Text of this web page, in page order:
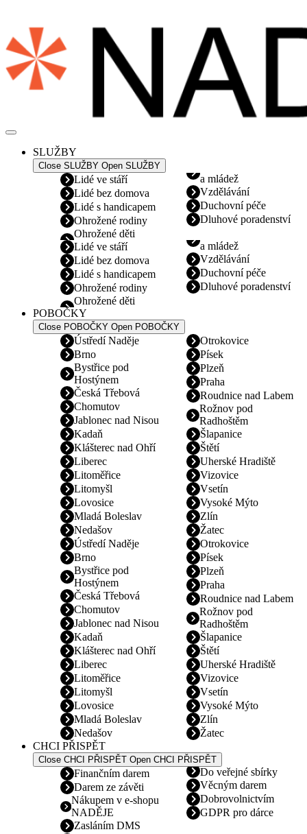
obsahu
SLUŽBY
Close SLUŽBY Open SLUŽBY
Lidé ve stáří
Lidé bez domova
Lidé s handicapem
Ohrožené rodiny
Ohrožené děti
a mládež
Vzdělávání
Duchovní péče
Dluhové poradenství
Lidé ve stáří
Lidé bez domova
Lidé s handicapem
Ohrožené rodiny
Ohrožené děti
a mládež
Vzdělávání
Duchovní péče
Dluhové poradenství
POBOČKY
Close POBOČKY Open POBOČKY
Ústředí Naděje
Brno
Bystřice pod
Hostýnem
Česká Třebová
Chomutov
Jablonec nad Nisou
Kadaň
Klášterec nad Ohří
Liberec
Litoměřice
Litomyšl
Lovosice
Mladá Boleslav
Nedašov
Otrokovice
Písek
Plzeň
Praha
Roudnice nad Labem
Rožnov pod
Radhoštěm
Šlapanice
Štětí
Uherské Hradiště
Vizovice
Vsetín
Vysoké Mýto
Zlín
Žatec
Ústředí Naděje
Brno
Bystřice pod
Hostýnem
Česká Třebová
Chomutov
Jablonec nad Nisou
Kadaň
Klášterec nad Ohří
Liberec
Litoměřice
Litomyšl
Lovosice
Mladá Boleslav
Nedašov
Otrokovice
Písek
Plzeň
Praha
Roudnice nad Labem
Rožnov pod
Radhoštěm
Šlapanice
Štětí
Uherské Hradiště
Vizovice
Vsetín
Vysoké Mýto
Zlín
Žatec
CHCI PŘISPĚT
Close CHCI PŘISPĚT Open CHCI PŘISPĚT
Finančním darem
Darem ze závěti
Nákupem v e-shopu
NADĚJE
Zasláním DMS
Do veřejné sbírky
Věcným darem
Dobrovolnictvím
GDPR pro dárce